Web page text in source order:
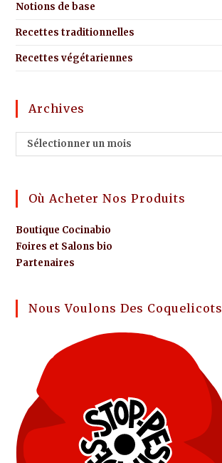
Notions de base
Recettes traditionnelles
Recettes végétariennes
Archives
Sélectionner un mois
Où Acheter Nos Produits
Boutique Cocinabio
Foires et Salons bio
Partenaires
Nous Voulons Des Coquelicots